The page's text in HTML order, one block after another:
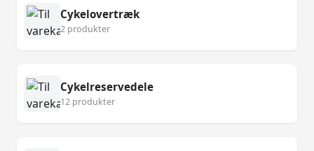
Cykelovertræk
2 produkter
Cykelreservedele
12 produkter